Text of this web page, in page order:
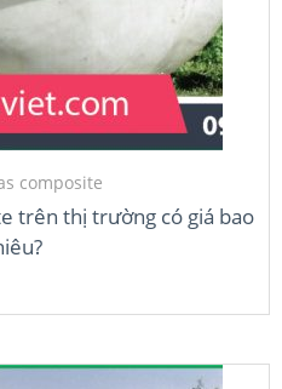
composite
trên thị trường có giá bao